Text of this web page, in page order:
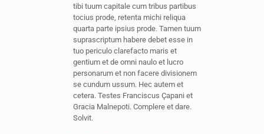
tibi tuum capitale cum tribus partibus
tocius prode, retenta michi reliqua
quarta parte ipsius prode. Tamen tuum
suprascriptum habere debet esse in
tuo periculo clarefacto maris et
gentium et de omni naulo et lucro
personarum et non facere divisionem
se cundum ussum. Hec autem et
cetera. Testes Franciscus Çapani et
Gracia Malnepoti. Complere et dare.
Solvit.